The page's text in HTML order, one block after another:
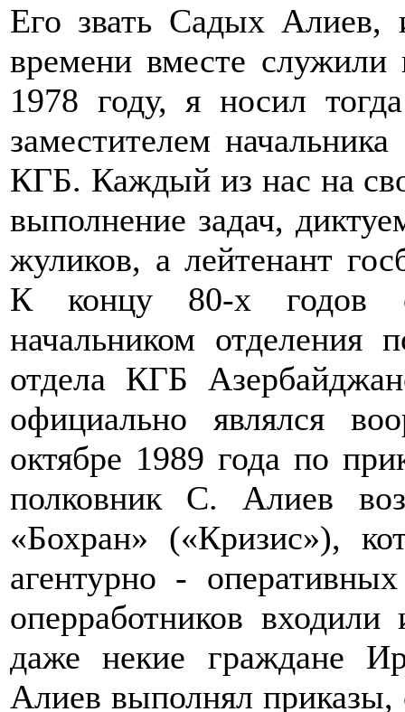
Его звать Садых Алиев,
времени вместе
1978 году, я носил
заместителем
КГБ. Каждый из нас на
выполнение задач,
жуликов, а лейтенант
К концу 80-х годов
начальником отделения
отдела КГБ
официально являлся
октябре 1989 года по
полковник С. Алиев
«Бохран» («Кризис»),
агентурно -
оперработников
даже некие граждане
Алиев выполнял приказы,